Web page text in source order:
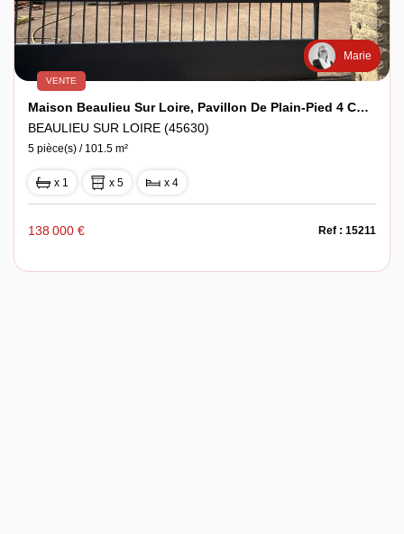
Marie
VENTE
Maison Beaulieu Sur Loire, Pavillon De Plain-Pied 4 Chambres.
BEAULIEU SUR LOIRE (45630)
5 pièce(s) / 101.5 m²
x 1 x 5 x 4
138 000 € Ref : 15211